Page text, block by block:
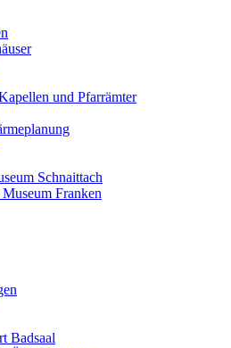
und Pfarrämter
Schnaittach
Museum Franken
Badsaal